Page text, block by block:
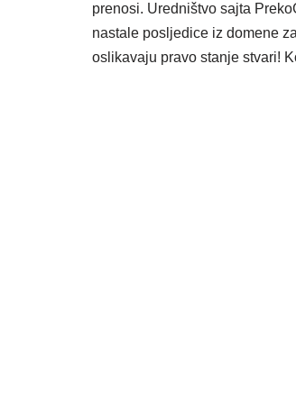
prenosi. Uredništvo sajta
nastale posljedice iz domene
oslikavaju pravo stanje stvari!